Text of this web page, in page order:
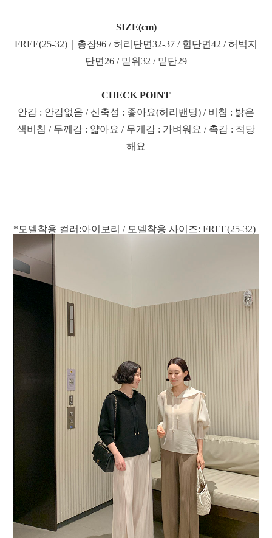
SIZE(cm)
FREE(25-32)｜총장96 / 허리단면32-37 / 힙단면42 / 허벅지
단면26 / 밑위32 / 밑단29
CHECK POINT
안감 : 안감없음 / 신축성 : 좋아요(허리밴딩) / 비침 : 밝은
색비침 / 두께감 : 얇아요 / 무게감 : 가벼워요 / 촉감 : 적당
해요
*모델착용 컬러:아이보리 / 모델착용 사이즈: FREE(25-32)